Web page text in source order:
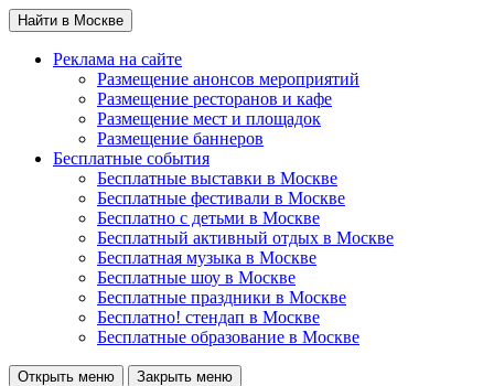
Найти в Москве
Реклама на сайте
Размещение анонсов мероприятий
Размещение ресторанов и кафе
Размещение мест и площадок
Размещение баннеров
Бесплатные события
Бесплатные выставки в Москве
Бесплатные фестивали в Москве
Бесплатно с детьми в Москве
Бесплатный активный отдых в Москве
Бесплатная музыка в Москве
Бесплатные шоу в Москве
Бесплатные праздники в Москве
Бесплатно! стендап в Москве
Бесплатные образование в Москве
Открыть меню Закрыть меню